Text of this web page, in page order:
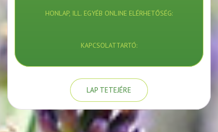
HONLAP, ILL. EGYÉB ONLINE ELÉRHETŐSÉG:
KAPCSOLATTARTÓ:
LAP TETEJÉRE